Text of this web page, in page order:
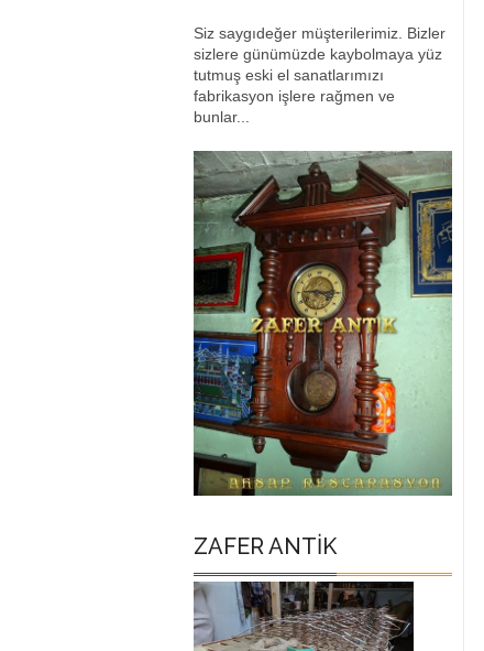
Siz saygıdeğer müşterilerimiz. Bizler
sizlere günümüzde kaybolmaya yüz
tutmuş eski el sanatlarımızı
fabrikasyon işlere rağmen ve
bunlar...
ZAFER ANTİK